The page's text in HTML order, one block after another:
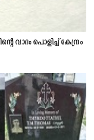
വാദം പൊളിച്ച് കേന്ദ്രം